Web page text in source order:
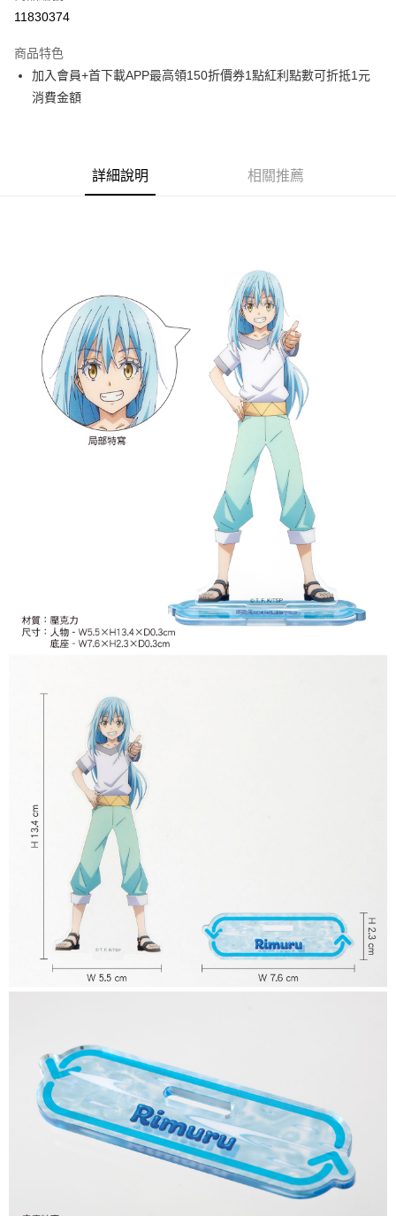
超商取貨付款
Apple Pay
悠遊付
每筆NT$65，滿NT$1,300(含以上)免運費
付款後全家取貨
每筆NT$65，滿NT$1,300(含以上)免運費
(不開放使用，請勿選取）
每筆NT$9,999
7-11取貨付款
每筆NT$65，滿NT$1,300(含以上)免運費
每筆NT$65，滿NT$1,300(含以上)免運費
每筆NT$100，滿NT$1,300(含以上)免運費
宅配-離島(澎湖/金門/馬祖)-木棉花樂園專用
每筆NT$220
每筆NT$150
11830374
商品特色
加入會員+首下載APP最高領150折價券1點紅利點數可折抵1元
消費金額
詳細說明 相關推薦